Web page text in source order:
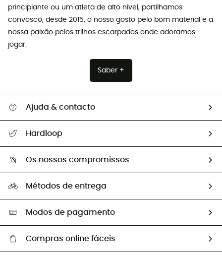
principiante ou um atleta de alto nível, partilhamos
convosco, desde 2015, o nosso gosto pelo bom material e a
nossa paixão pelos trilhos escarpados onde adoramos
jogar.
Saber +
Ajuda & contacto
Guia de tamanhos
Trocas & Devoluções
Hardloop
Os nossos embaixadores
Os nossos compromissos
Seleção eco-responsável
Métodos de entrega
Modos de pagamento
Compras online fáceis